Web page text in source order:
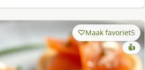
Maak favoriet5
👍